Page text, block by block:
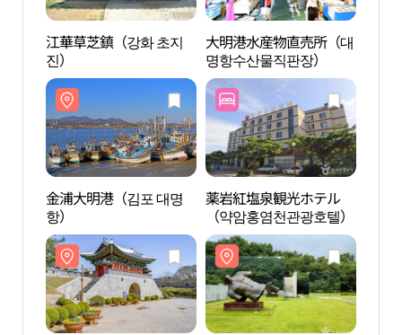
江華草芝鎮（강화 초지
진）
大明港水産物直売所（대
명항수산물직판장）
金浦大明港（김포 대명
항）
薬岩紅塩泉観光ホテル
（약암홍염천관광호텔）